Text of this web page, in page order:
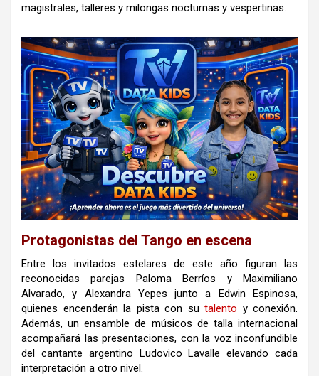
magistrales, talleres y milongas nocturnas y vespertinas.
Protagonistas del Tango en escena
Entre los invitados estelares de este año figuran las
reconocidas parejas Paloma Berríos y Maximiliano
Alvarado, y Alexandra Yepes junto a Edwin Espinosa,
quienes encenderán la pista con su talento y conexión.
Además, un ensamble de músicos de talla internacional
acompañará las presentaciones, con la voz inconfundible
del cantante argentino Ludovico Lavalle elevando cada
interpretación a otro nivel.